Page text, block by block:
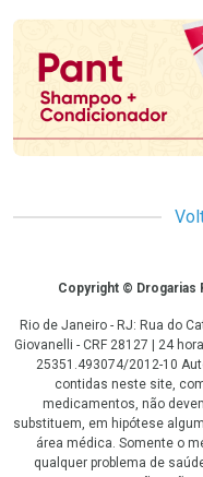
CopyrightCopyright © Drogarias
Rio de Janeiro - RJ: Rua do
Giovanelli - CRF 28127 | 24
25351.493074/2012-10
contidas neste site,
medicamentos, não
substituem, em hipótese
área médica. Somente o
qualquer problema de